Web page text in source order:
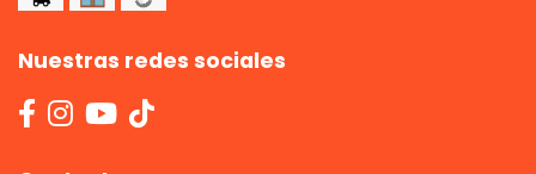
Nuestras redes sociales